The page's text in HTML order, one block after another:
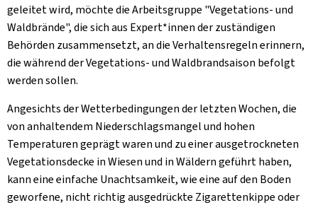
geleitet wird, möchte die Arbeitsgruppe "Vegetations- und
Waldbrände", die sich aus Expert*innen der zuständigen
Behörden zusammensetzt, an die Verhaltensregeln erinnern,
die während der Vegetations- und Waldbrandsaison befolgt
werden sollen.
Angesichts der Wetterbedingungen der letzten Wochen, die
von anhaltendem Niederschlagsmangel und hohen
Temperaturen geprägt waren und zu einer ausgetrockneten
Vegetationsdecke in Wiesen und in Wäldern geführt haben,
kann eine einfache Unachtsamkeit, wie eine auf den Boden
geworfene, nicht richtig ausgedrückte Zigarettenkippe oder